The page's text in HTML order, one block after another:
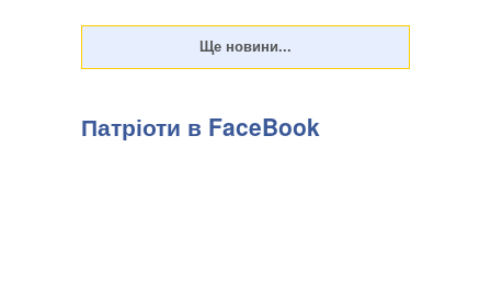
Патріоти в FaceBook